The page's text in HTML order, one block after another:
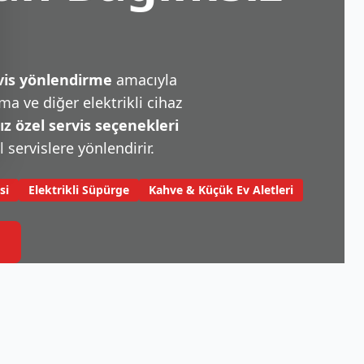
yönlendirme amacıyla
ve diğer elektrikli cihaz
özel servis seçenekleri
servislere yönlendirir.
Elektrikli Süpürge Kahve & Küçük Ev Aletleri